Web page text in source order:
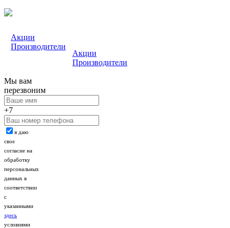
Акции
Производители
Акции
Производители
Мы вам
перезвоним
+7
я даю
свое
согласие на
обработку
персональных
данных в
соответствии
с
указанными
здесь
условиями